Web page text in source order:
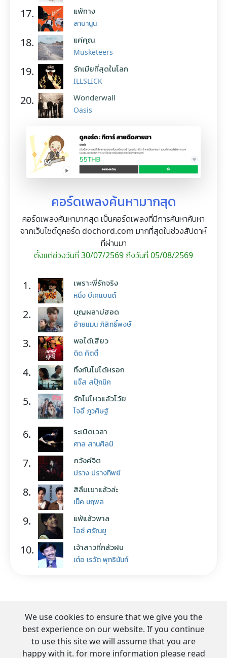
17. แพ้ทาง
ลาบานูน
18. แค่คุณ
Musketeers
19. รักเมียที่สุดในโลก
ILLSLICK
20. Wonderwall
Oasis
คอร์ดเพลงค้นหามากสุด
คอร์ดเพลงค้นหามากสุด เป็นคอร์ดเพลงที่มีการค้นหาค้นหา
จากเว็บไซต์ดูคอร์ด dochord.com มากที่สุดในช่วงสัปดาห์
ที่ผ่านมา
ตั้งแต่ช่วงวันที่ 30/07/2569 ถึงวันที่ 05/08/2569
1. เพราะพี่รักจริง
หนึ่ง บีเคแบนด์
2. บุญผลาบ่ฮอด
อ้ายแมน ภิสิทธิ์พงษ์
3. พอได้เสียว
ดิด คิตตี้
4. ทิ้งกันไม่ได้หรอก
แจ๊ส สปุ๊กนิค
5. รักไม่ไหวแล้วโว้ย
โจอี้ ภูวศิษฐ์
6. ระเบิดเวลา
ศาล สานศิลป์
7. ภวังค์จิต
ปราง ปรางทิพย์
8. สิลืมเขาแล้วล่ะ
เน็ค นฤพล
9. แพ้แล้วพาล
ไอซ์ ศรัณยู
10. เจ้าสาวที่กลัวฝน
เต๋อ เรวัต พุทธินันท์
We use cookies to ensure that we give you the
best experience on our website. If you continue
to use this site we will assume that you are
happy with it. for more information please read